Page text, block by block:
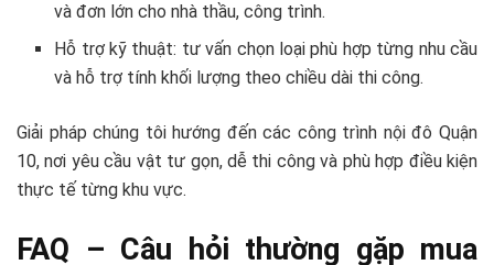
và đơn lớn cho nhà thầu, công trình.
Hỗ trợ kỹ thuật: tư vấn chọn loại phù hợp từng nhu cầu
và hỗ trợ tính khối lượng theo chiều dài thi công.
Giải pháp chúng tôi hướng đến các công trình nội đô Quận
10, nơi yêu cầu vật tư gọn, dễ thi công và phù hợp điều kiện
thực tế từng khu vực.
FAQ – Câu hỏi thường gặp mua